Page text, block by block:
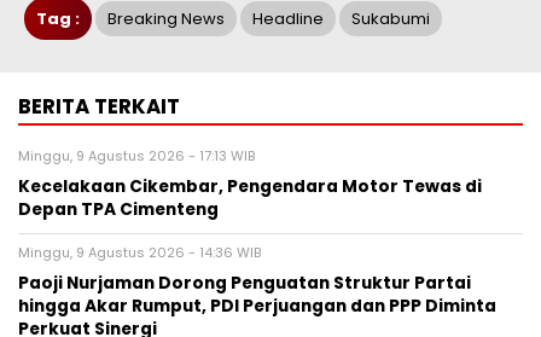
Tag : Breaking News Headline Sukabumi
BERITA TERKAIT
Minggu, 9 Agustus 2026 - 17:13 WIB
Kecelakaan Cikembar, Pengendara Motor Tewas di
Depan TPA Cimenteng
Minggu, 9 Agustus 2026 - 14:36 WIB
Paoji Nurjaman Dorong Penguatan Struktur Partai
hingga Akar Rumput, PDI Perjuangan dan PPP Diminta
Perkuat Sinergi